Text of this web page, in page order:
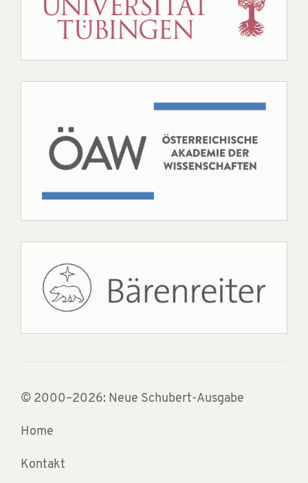
© 2000–2026: Neue Schubert-Ausgabe
Home
Kontakt